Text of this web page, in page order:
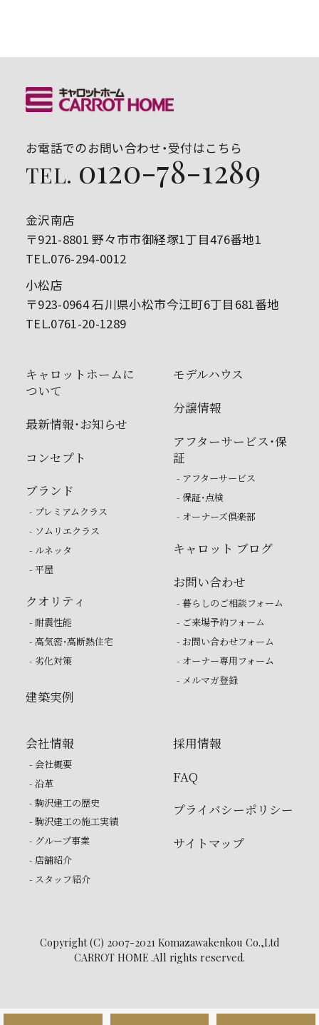
お電話でのお問い合わせ・受付はこちら
TEL. 0120-78-1289
金沢南店
〒921-8801 野々市市御経塚1丁目476番地1
TEL.076-294-0012
小松店
〒923-0964 石川県小松市今江町6丁目681番地
TEL.0761-20-1289
キャロットホームに
ついて
最新情報・お知らせ
コンセプト
ブランド
- プレミアムクラス
- ソムリエクラス
- ルネッタ
- 平屋
クオリティ
- 耐震性能
- 高気密・高断熱住宅
- 劣化対策
建築実例
モデルハウス
分譲情報
アフターサービス・保
証
- アフターサービス
- 保証・点検
- オーナーズ倶楽部
キャロット ブログ
お問い合わせ
- 暮らしのご相談フォーム
- ご来場予約フォーム
- お問い合わせフォーム
- オーナー専用フォーム
- メルマガ登録
会社情報
- 会社概要
- 沿革
- 駒沢建工の歴史
- 駒沢建工の施工実績
- グループ事業
- 店舗紹介
- スタッフ紹介
採用情報
FAQ
プライバシーポリシー
サイトマップ
Copyright (C) 2007-2021 Komazawakenkou Co.,Ltd
CARROT HOME .All rights reserved.